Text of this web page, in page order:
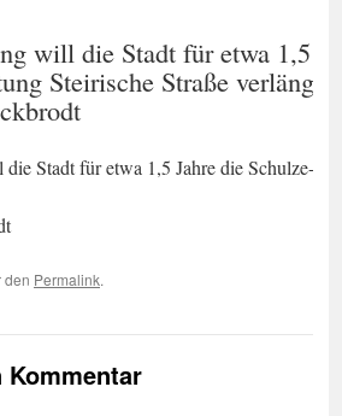
will die Stadt für etwa 1,5
Steirische Straße
Stadt für etwa 1,5 Jahre die Schulze-
den Permalink.
Kommentar